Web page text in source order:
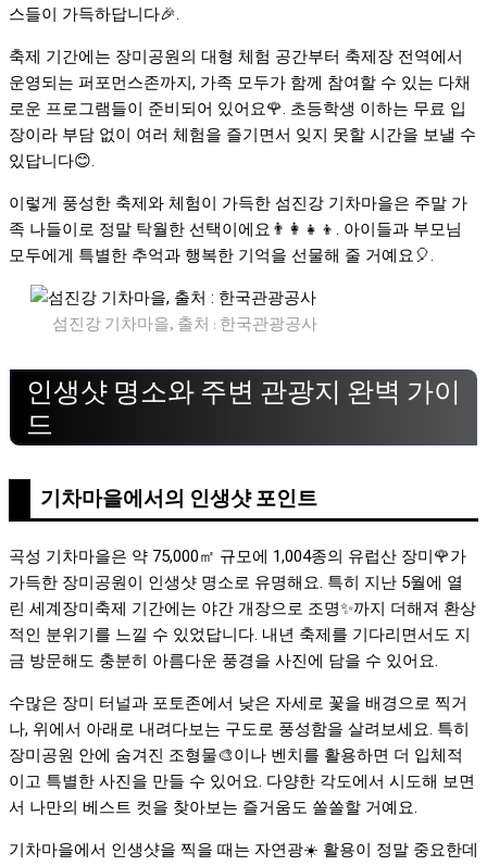
스들이 가득하답니다🎉.
축제 기간에는 장미공원의 대형 체험 공간부터 축제장 전역에서
운영되는 퍼포먼스존까지, 가족 모두가 함께 참여할 수 있는 다채
로운 프로그램들이 준비되어 있어요🌹. 초등학생 이하는 무료 입
장이라 부담 없이 여러 체험을 즐기면서 잊지 못할 시간을 보낼 수
있답니다😊.
이렇게 풍성한 축제와 체험이 가득한 섬진강 기차마을은 주말 가
족 나들이로 정말 탁월한 선택이에요👨‍👩‍👧‍👦. 아이들과 부모님
모두에게 특별한 추억과 행복한 기억을 선물해 줄 거예요🎈.
섬진강 기차마을, 출처 : 한국관광공사
인생샷 명소와 주변 관광지 완벽 가이
드
기차마을에서의 인생샷 포인트
곡성 기차마을은 약 75,000㎡ 규모에 1,004종의 유럽산 장미🌹가
가득한 장미공원이 인생샷 명소로 유명해요. 특히 지난 5월에 열
린 세계장미축제 기간에는 야간 개장으로 조명✨까지 더해져 환상
적인 분위기를 느낄 수 있었답니다. 내년 축제를 기다리면서도 지
금 방문해도 충분히 아름다운 풍경을 사진에 담을 수 있어요.
수많은 장미 터널과 포토존에서 낮은 자세로 꽃을 배경으로 찍거
나, 위에서 아래로 내려다보는 구도로 풍성함을 살려보세요. 특히
장미공원 안에 숨겨진 조형물🎨이나 벤치를 활용하면 더 입체적
이고 특별한 사진을 만들 수 있어요. 다양한 각도에서 시도해 보면
서 나만의 베스트 컷을 찾아보는 즐거움도 쏠쏠할 거예요.
기차마을에서 인생샷을 찍을 때는 자연광☀️ 활용이 정말 중요한데